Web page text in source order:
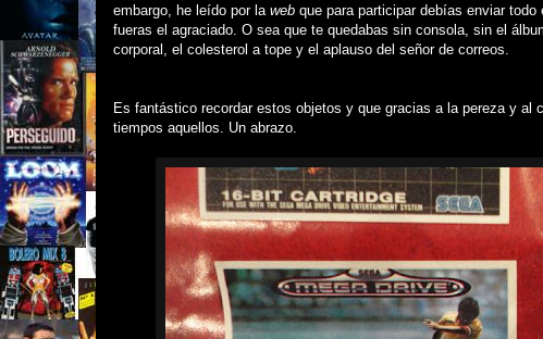
embargo, he leído por la web que para participar debías enviar
fueras el agraciado. O sea que te quedabas sin consola, sin el
corporal, el colesterol a tope y el aplauso del señor de correos.
Es fantástico recordar estos objetos y que gracias a la pereza y al
tiempos aquellos. Un abrazo.